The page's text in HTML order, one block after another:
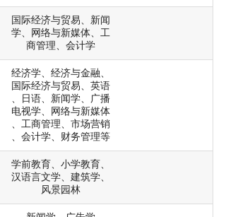
国际经济与贸易、新闻
学、网络与新媒体、工
商管理、会计学
经济学、经济与金融、
国际经济与贸易、英语
、日语、新闻学、广播
电视学、网络与新媒体
、工商管理、市场营销
、会计学、财务管理等
学前教育、小学教育、
汉语言文学、建筑学、
风景园林